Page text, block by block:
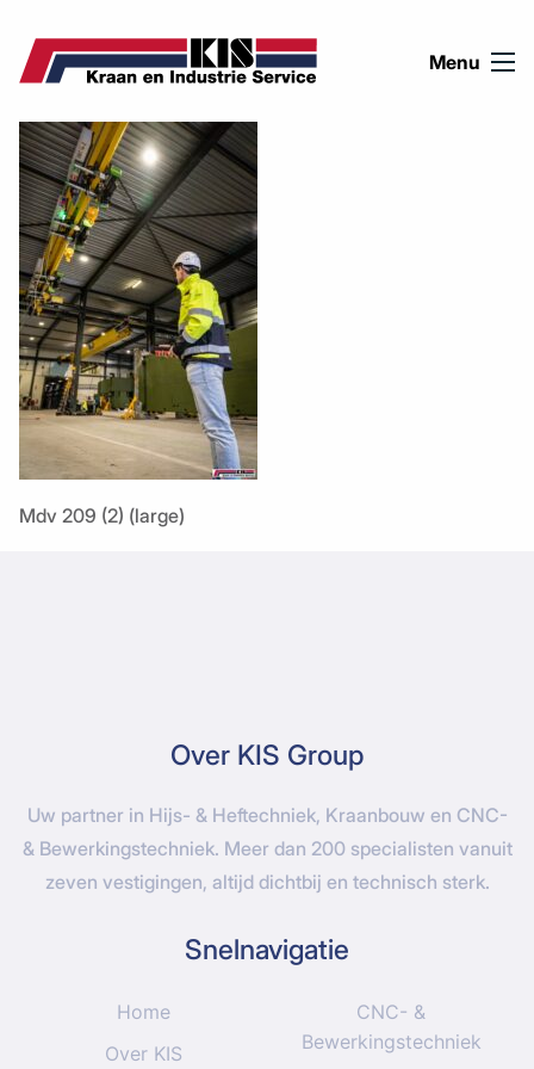
Menu
Mdv 209 (2) (large)
Over KIS Group
Uw partner in Hijs- & Heftechniek, Kraanbouw en CNC-
& Bewerkingstechniek. Meer dan 200 specialisten vanuit
zeven vestigingen, altijd dichtbij en technisch sterk.
Snelnavigatie
Home
Over KIS
CNC- &
Bewerkingstechniek